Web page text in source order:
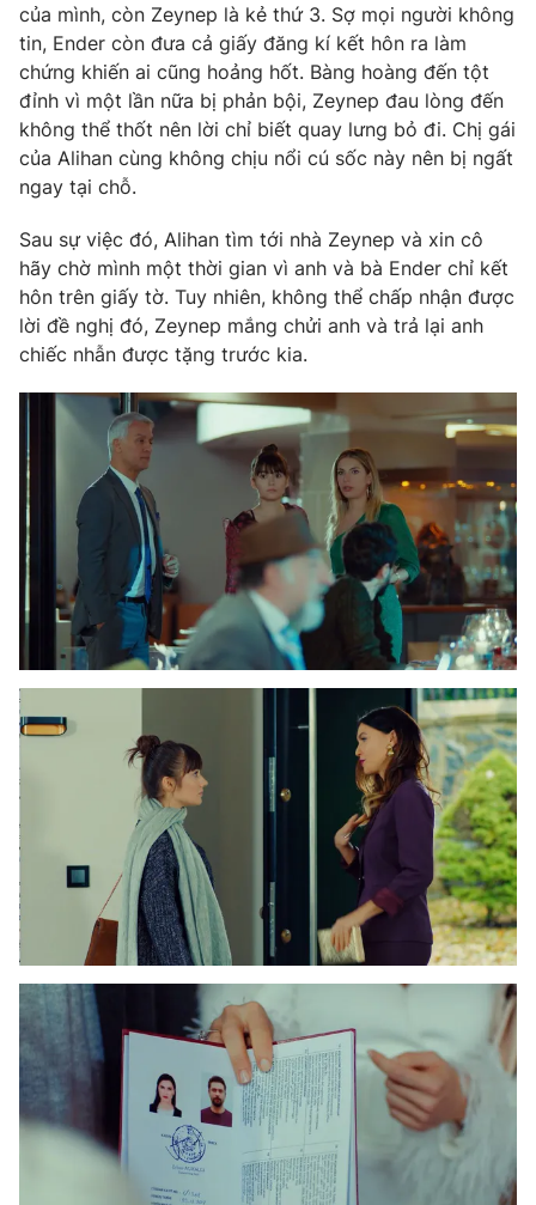
Tổng Biên tập:Vũ Thanh Thủy
Phó Tổng Biên tập:Nguyễn Thị Mỹ Hạnh, Phạm Quốc Thắng,
Nguyễn Trọng Ninh
Tổng đài VTV:024.38 355 931 - 024.38 355 932
Ðiện thoại Thời báo VTV:
024.66 897 897
Email: toasoan@vtv.vn
® Cấm sao chép dưới mọi hình thức nếu không có sự chấp
thuận bằng văn bản. Ghi rõ nguồn VTV.vn khi phát hành lại
thông tin từ website này.
của mình, còn Zeynep là kẻ thứ 3. Sợ mọi người không
tin, Ender còn đưa cả giấy đăng kí kết hôn ra làm
chứng khiến ai cũng hoảng hốt. Bàng hoàng đến tột
đỉnh vì một lần nữa bị phản bội, Zeynep đau lòng đến
không thể thốt nên lời chỉ biết quay lưng bỏ đi. Chị gái
của Alihan cùng không chịu nổi cú sốc này nên bị ngất
ngay tại chỗ.
Sau sự việc đó, Alihan tìm tới nhà Zeynep và xin cô
hãy chờ mình một thời gian vì anh và bà Ender chỉ kết
hôn trên giấy tờ. Tuy nhiên, không thể chấp nhận được
lời đề nghị đó, Zeynep mắng chửi anh và trả lại anh
chiếc nhẫn được tặng trước kia.